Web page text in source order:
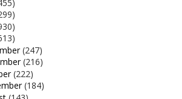
(247)
(216)
(222)
(184)